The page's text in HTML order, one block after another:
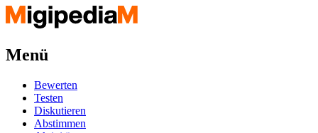
Menü
Bewerten
Testen
Diskutieren
Abstimmen